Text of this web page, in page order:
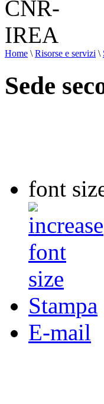
Home \ Risorse e servizi \
Sede
font
Stampa
E-mail